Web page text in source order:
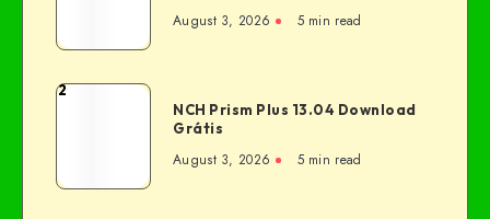
August 3, 2026 5 min read
2
NCH Prism Plus 13.04 Download
Grátis
August 3, 2026 5 min read